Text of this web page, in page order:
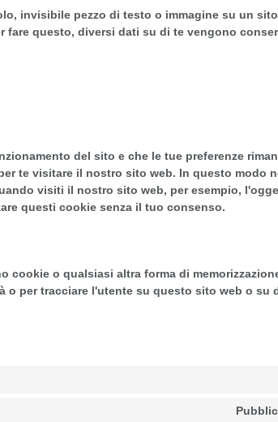
invisibile pezzo di testo o immagine su un
fare questo, diversi dati su di te vengono
del sito e che le tue preferenze
te visitare il nostro sito web. In questo modo
visiti il nostro sito web, per esempio,
questi cookie senza il tuo consenso.
cookie o qualsiasi altra forma di
o per tracciare l'utente su questo sito web o su